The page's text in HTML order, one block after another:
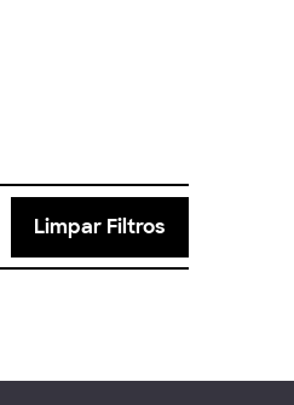
Limpar Filtros